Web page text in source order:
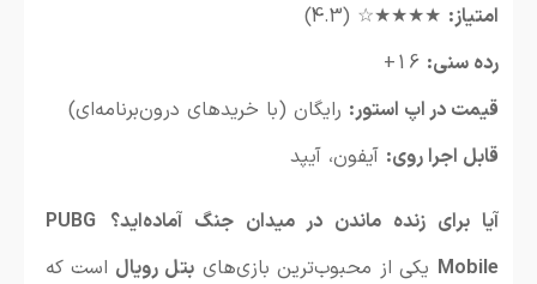
امتیاز: ★★★★☆ (4.3)
رده سنی:
قیمت در اپ استور: رایگان (با خریدهای درون‌برنامه‌ای)
قابل اجرا روی: آیفون، آیپد
آیا برای زنده ماندن در میدان جنگ آماده‌اید؟ PUBG
Mobile یکی از محبوب‌ترین بازی‌هایبتل رویال است که